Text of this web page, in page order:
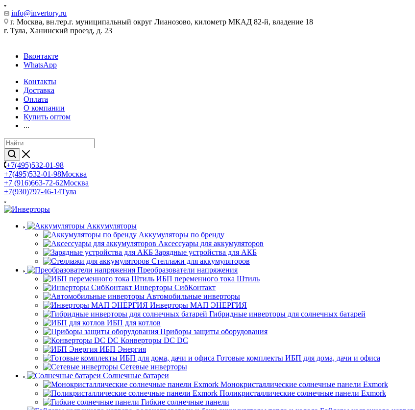
info@invertory.ru
г. Москва, вн.тер.г. муниципальный округ Лианозово, километр МКАД 82-й, владение 18
г. Тула, Ханинский проезд, д. 23
Вконтакте
WhatsApp
Контакты
Доставка
Оплата
О компании
Купить оптом
...
+7(495)532-01-98
+7(495)532-01-98Москва
+7 (916)663-72-62Москва
+7(930)797-46-14Тула
Аккумуляторы
Аккумуляторы по бренду
Аксессуары для аккумуляторов
Зарядные устройства для АКБ
Стеллажи для аккумуляторов
Преобразователи напряжения
ИБП переменного тока Штиль
Инверторы СибКонтакт
Автомобильные инверторы
Инверторы МАП ЭНЕРГИЯ
Гибридные инверторы для солнечных батарей
ИБП для котлов
Приборы защиты оборудования
Конверторы DC DC
ИБП Энергия
Готовые комплекты ИБП для дома, дачи и офиса
Сетевые инверторы
Солнечные батареи
Монокристаллические солнечные панели Exmork
Поликристаллические солнечные панели Exmork
Гибкие солнечные панели